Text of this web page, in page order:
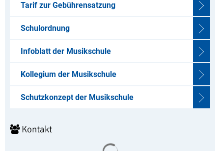
Tarif zur Gebührensatzung
Schulordnung
Infoblatt der Musikschule
Kollegium der Musikschule
Schutzkonzept der Musikschule
Kontakt